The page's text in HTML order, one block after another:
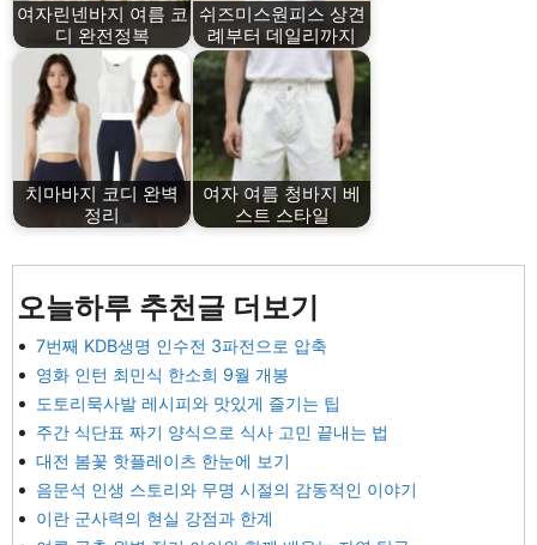
여자린넨바지 여름 코
디 완전정복
쉬즈미스원피스 상견
례부터 데일리까지
치마바지 코디 완벽
정리
여자 여름 청바지 베
스트 스타일
오늘하루 추천글 더보기
7번째 KDB생명 인수전 3파전으로 압축
영화 인턴 최민식 한소희 9월 개봉
도토리묵사발 레시피와 맛있게 즐기는 팁
주간 식단표 짜기 양식으로 식사 고민 끝내는 법
대전 봄꽃 핫플레이츠 한눈에 보기
음문석 인생 스토리와 무명 시절의 감동적인 이야기
이란 군사력의 현실 강점과 한계